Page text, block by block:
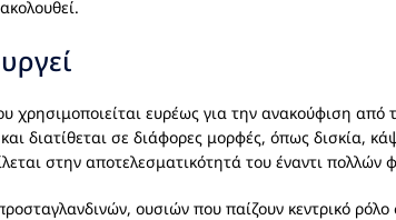
ευρέως για την ανακούφιση από
διατίθεται σε διάφορες μορφές, όπως δισκία,
στην αποτελεσματικότητά του έναντι
ουσιών που παίζουν κεντρικό